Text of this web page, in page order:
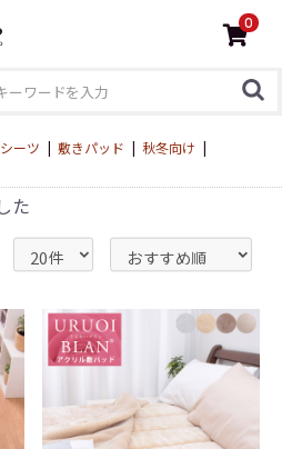
0
ーツ | 敷きパッド | 秋冬向け |
た